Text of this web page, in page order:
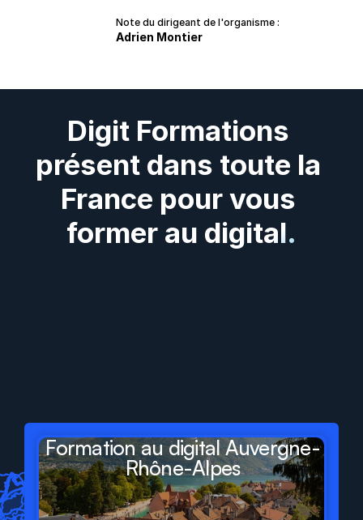
Note du dirigeant de l'organisme :
Adrien Montier
Digit Formations
présent dans toute la
France pour vous
former au digital.
deFrance
Formation au digital Auvergne-
Rhône-Alpes